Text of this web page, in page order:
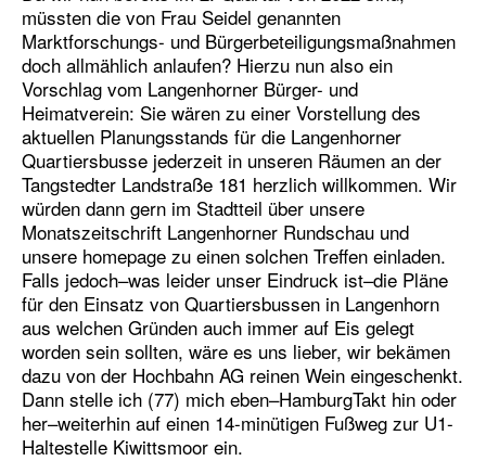
müssten die von Frau Seidel genannten
Marktforschungs- und Bürgerbeteiligungsmaßnahmen
doch allmählich anlaufen? Hierzu nun also ein
Vorschlag vom Langenhorner Bürger- und
Heimatverein: Sie wären zu einer Vorstellung des
aktuellen Planungsstands für die Langenhorner
Quartiersbusse jederzeit in unseren Räumen an der
Tangstedter Landstraße 181 herzlich willkommen. Wir
würden dann gern im Stadtteil über unsere
Monatszeitschrift Langenhorner Rundschau und
unsere homepage zu einen solchen Treffen einladen.
Falls jedoch–was leider unser Eindruck ist–die Pläne
für den Einsatz von Quartiersbussen in Langenhorn
aus welchen Gründen auch immer auf Eis gelegt
worden sein sollten, wäre es uns lieber, wir bekämen
dazu von der Hochbahn AG reinen Wein eingeschenkt.
Dann stelle ich (77) mich eben–HamburgTakt hin oder
her–weiterhin auf einen 14-minütigen Fußweg zur U1-
Haltestelle Kiwittsmoor ein.